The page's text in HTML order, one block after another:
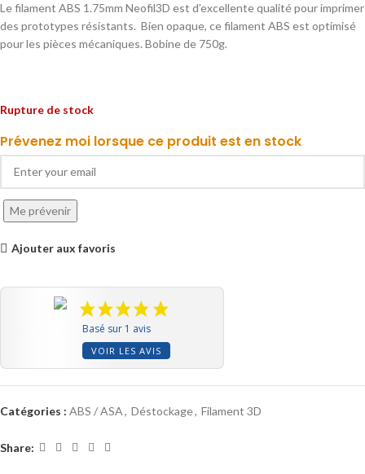
Le filament ABS 1.75mm Neofil3D est d’excellente qualité pour imprimer
des prototypes résistants. Bien opaque, ce filament ABS est optimisé
pour les pièces mécaniques. Bobine de 750g.
Rupture de stock
Prévenez moi lorsque ce produit est en stock
Me prévenir
Ajouter aux favoris
Basé sur 1 avis
VOIR LES AVIS
Catégories : ABS / ASA, Déstockage, Filament 3D
Share: